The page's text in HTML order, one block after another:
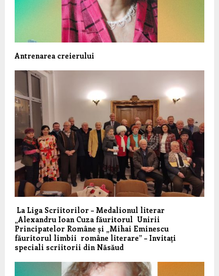
Antrenarea creierului
La Liga Scriitorilor – Medalionul literar
„Alexandru Ioan Cuza făuritorul Unirii
Principatelor Române și „Mihai Eminescu
făuritorul limbii române literare” – Invitați
speciali scriitorii din Năsăud